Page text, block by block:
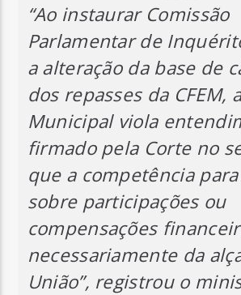
“Ao instaurar Comissão
Parlamentar de
a alteração da base de
dos repasses da CFEM,
Municipal viola
firmado pela Corte no
que a competência
sobre participações ou
compensações
necessariamente da
União”, registrou o